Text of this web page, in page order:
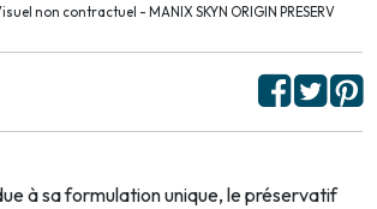
non contractuel - MANIX SKYN ORIGIN PRESERV
à sa formulation unique, le préservatif